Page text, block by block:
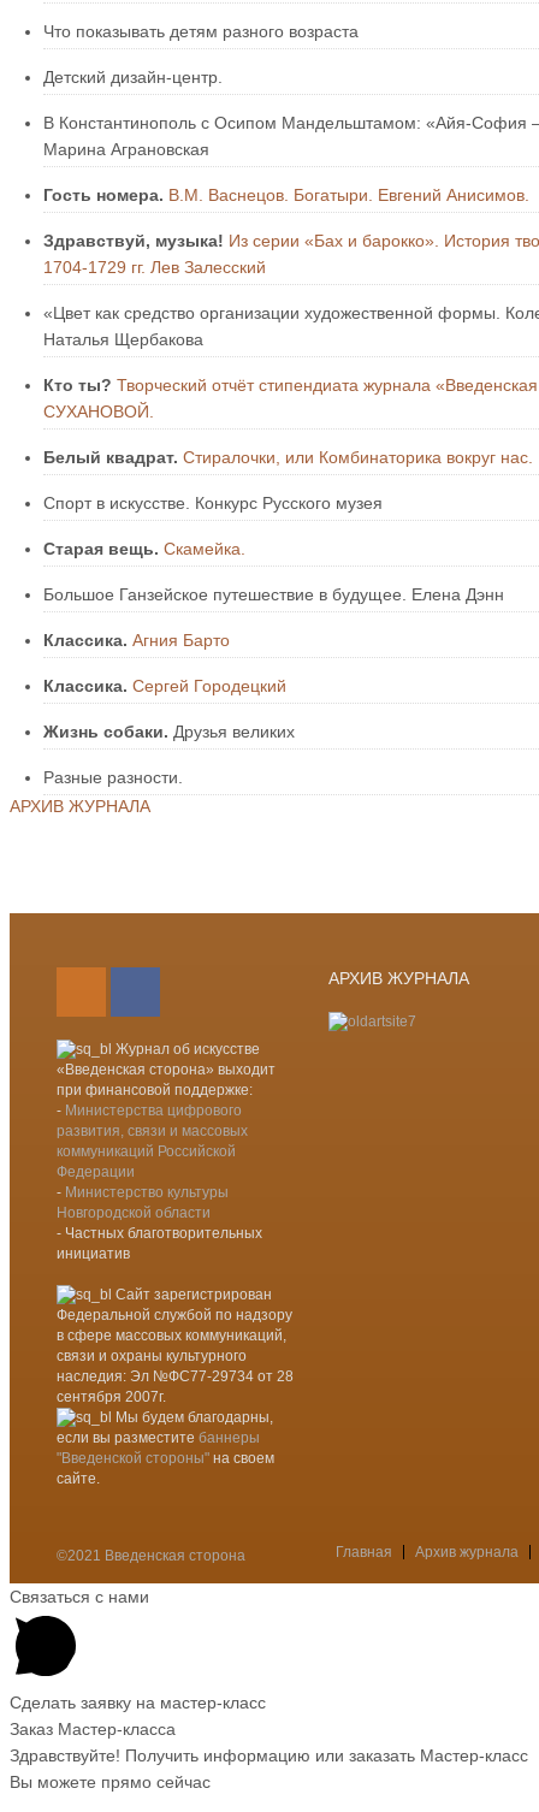
Что показывать детям разного возраста
Детский дизайн-центр.
В Константинополь с Осипом Мандельштамом: «Айя-Cофия
Марина Аграновская
Гость номера. В.М. Васнецов. Богатыри. Евгений Анисимов.
Здравствуй, музыка! Из серии «Бах и барокко». История
1704-1729 гг. Лев Залесский
«Цвет как средство организации художественной формы.
Наталья Щербакова
Кто ты? Творческий отчёт стипендиата журнала
СУХАНОВОЙ.
Белый квадрат. Стиралочки, или Комбинаторика вокруг
Спорт в искусстве. Конкурс Русского музея
Старая вещь. Скамейка.
Большое Ганзейское путешествие в будущее. Елена Дэнн
Классика. Агния Барто
Классика. Сергей Городецкий
Жизнь собаки. Друзья великих
Разные разности.
АРХИВ ЖУРНАЛА
Журнал об искусстве
«Введенская сторона» выходит
при финансовой поддержке:
- Министерства цифрового
развития, связи и массовых
коммуникаций Российской
Федерации
- Министерство культуры
Новгородской области
- Частных благотворительных
инициатив
Сайт зарегистрирован
Федеральной службой по надзору
в сфере массовых коммуникаций,
связи и охраны культурного
наследия: Эл №ФС77-29734 от 28
сентября 2007г.
Мы будем благодарны,
если вы разместите баннеры
"Введенской стороны"на своем
сайте.
АРХИВ ЖУРНАЛА
©2021 Введенская сторона Меню
Главная Архив журнала
Связаться с нами
Сделать заявку на мастер-класс
Заказ Мастер-класса
Здравствуйте! Получить информацию или заказать Мастер-класс
Вы можете прямо сейчас